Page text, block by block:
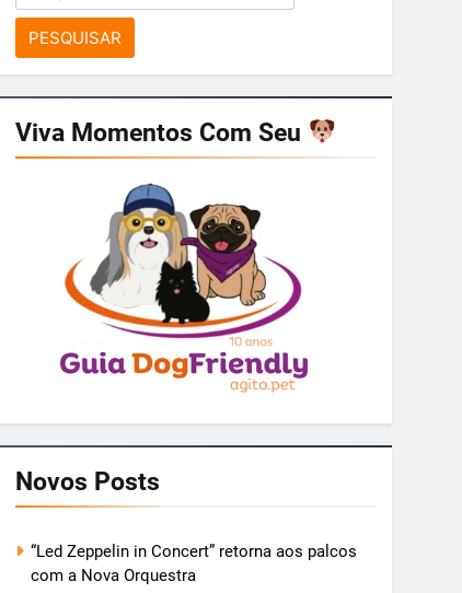
por:
Viva Momentos Com Seu
Novos Posts
“Led Zeppelin in Concert” retorna aos palcos
com a Nova Orquestra